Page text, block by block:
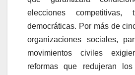
elecciones competitivas,
democráticas. Por más de
organizaciones sociales,
movimientos civiles
reformas que redujeran